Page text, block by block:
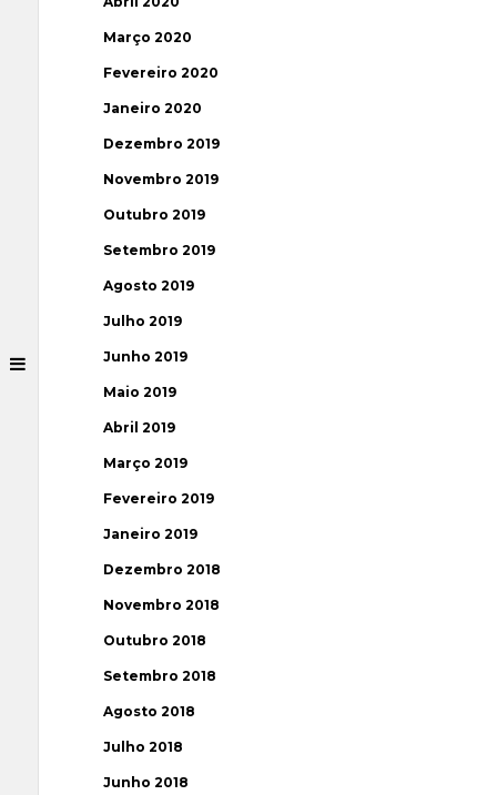
Março 2020
Fevereiro 2020
Janeiro 2020
Dezembro 2019
Novembro 2019
Outubro 2019
Setembro 2019
Agosto 2019
Julho 2019
Junho 2019
Maio 2019
Abril 2019
Março 2019
Fevereiro 2019
Janeiro 2019
Dezembro 2018
Novembro 2018
Outubro 2018
Setembro 2018
Agosto 2018
Julho 2018
Junho 2018